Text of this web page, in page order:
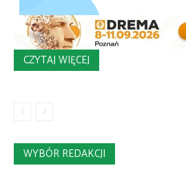
CZYTAJ WIĘCEJ
WYBÓR REDAKCJI